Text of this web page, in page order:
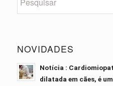
NOVIDADES
Notícia :
dilatada em cães, é